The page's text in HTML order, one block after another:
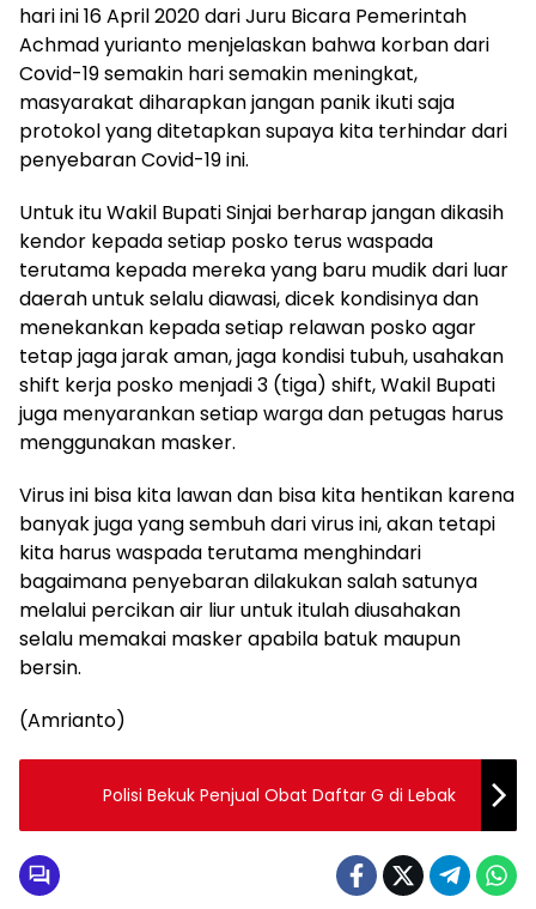
hari ini 16 April 2020 dari Juru Bicara Pemerintah
Achmad yurianto menjelaskan bahwa korban dari
Covid-19 semakin hari semakin meningkat,
masyarakat diharapkan jangan panik ikuti saja
protokol yang ditetapkan supaya kita terhindar dari
penyebaran Covid-19 ini.
Untuk itu Wakil Bupati Sinjai berharap jangan dikasih
kendor kepada setiap posko terus waspada
terutama kepada mereka yang baru mudik dari luar
daerah untuk selalu diawasi, dicek kondisinya dan
menekankan kepada setiap relawan posko agar
tetap jaga jarak aman, jaga kondisi tubuh, usahakan
shift kerja posko menjadi 3 (tiga) shift, Wakil Bupati
juga menyarankan setiap warga dan petugas harus
menggunakan masker.
Virus ini bisa kita lawan dan bisa kita hentikan karena
banyak juga yang sembuh dari virus ini, akan tetapi
kita harus waspada terutama menghindari
bagaimana penyebaran dilakukan salah satunya
melalui percikan air liur untuk itulah diusahakan
selalu memakai masker apabila batuk maupun
bersin.
(Amrianto)
Polisi Bekuk Penjual Obat Daftar G di Lebak